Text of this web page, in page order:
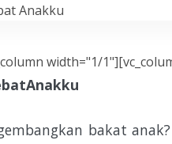
width="1/
bakat